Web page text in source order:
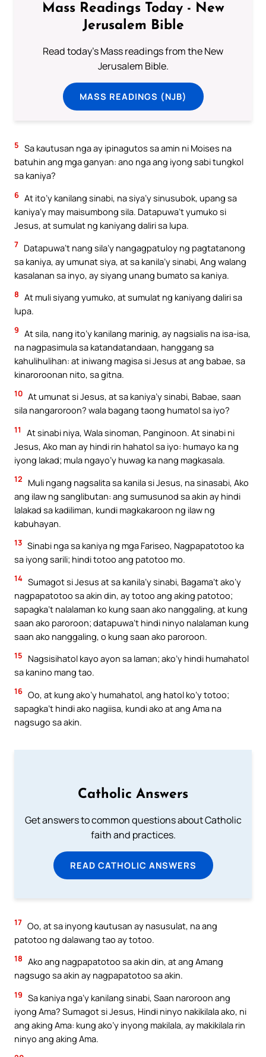
Mass Readings Today - New
Jerusalem Bible
Read today's Mass readings from the New
Jerusalem Bible.
MASS READINGS (NJB)
5 Sa kautusan nga ay ipinagutos sa amin ni Moises na
batuhin ang mga ganyan: ano nga ang iyong sabi tungkol
sa kaniya?
6 At ito’y kanilang sinabi, na siya’y sinusubok, upang sa
kaniya’y may maisumbong sila. Datapuwa’t yumuko si
Jesus, at sumulat ng kaniyang daliri sa lupa.
7 Datapuwa’t nang sila’y nangagpatuloy ng pagtatanong
sa kaniya, ay umunat siya, at sa kanila’y sinabi, Ang walang
kasalanan sa inyo, ay siyang unang bumato sa kaniya.
8 At muli siyang yumuko, at sumulat ng kaniyang daliri sa
lupa.
9 At sila, nang ito’y kanilang marinig, ay nagsialis na isa-isa,
na nagpasimula sa katandatandaan, hanggang sa
kahulihulihan: at iniwang magisa si Jesus at ang babae, sa
kinaroroonan nito, sa gitna.
10 At umunat si Jesus, at sa kaniya’y sinabi, Babae, saan
sila nangaroroon? wala bagang taong humatol sa iyo?
11
At sinabi niya, Wala sinoman, Panginoon. At sinabi ni
Jesus, Ako man ay hindi rin hahatol sa iyo: humayo ka ng
iyong lakad; mula ngayo’y huwag ka nang magkasala.
12
Muli ngang nagsalita sa kanila si Jesus, na sinasabi, Ako
ang ilaw ng sanglibutan: ang sumusunod sa akin ay hindi
lalakad sa kadiliman, kundi magkakaroon ng ilaw ng
kabuhayan.
13 Sinabi nga sa kaniya ng mga Fariseo, Nagpapatotoo ka
sa iyong sarili; hindi totoo ang patotoo mo.
14 Sumagot si Jesus at sa kanila’y sinabi, Bagama’t ako’y
nagpapatotoo sa akin din, ay totoo ang aking patotoo;
sapagka’t nalalaman ko kung saan ako nanggaling, at kung
saan ako paroroon; datapuwa’t hindi ninyo nalalaman kung
saan ako nanggaling, o kung saan ako paroroon.
15
Nagsisihatol kayo ayon sa laman; ako’y hindi humahatol
sa kanino mang tao.
16 Oo, at kung ako’y humahatol, ang hatol ko’y totoo;
sapagka’t hindi ako nagiisa, kundi ako at ang Ama na
nagsugo sa akin.
Catholic Answers
Get answers to common questions about Catholic
faith and practices.
READ CATHOLIC ANSWERS
17 Oo, at sa inyong kautusan ay nasusulat, na ang
patotoo ng dalawang tao ay totoo.
18 Ako ang nagpapatotoo sa akin din, at ang Amang
nagsugo sa akin ay nagpapatotoo sa akin.
19 Sa kaniya nga’y kanilang sinabi, Saan naroroon ang
iyong Ama? Sumagot si Jesus, Hindi ninyo nakikilala ako, ni
ang aking Ama: kung ako’y inyong makilala, ay makikilala rin
ninyo ang aking Ama.